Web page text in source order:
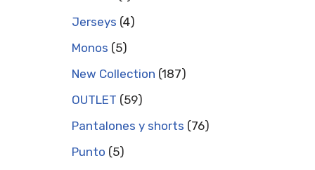
Jerseys 4
Monos 5
New Collection 187
OUTLET 59
Pantalones y shorts 76
Punto 5